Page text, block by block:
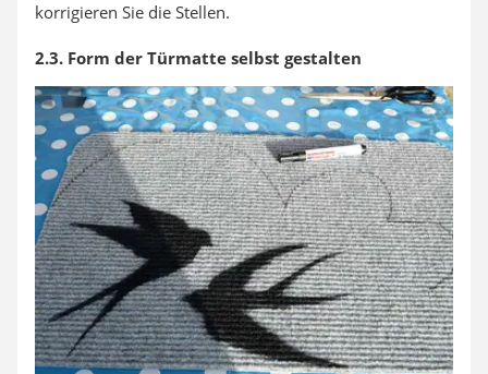
korrigieren Sie die Stellen.
2.3. Form der Türmatte selbst gestalten